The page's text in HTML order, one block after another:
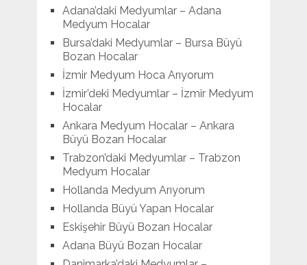
Adana’daki Medyumlar – Adana
Medyum Hocalar
Bursa’daki Medyumlar – Bursa Büyü
Bozan Hocalar
İzmir Medyum Hoca Arıyorum
İzmir’deki Medyumlar – İzmir Medyum
Hocalar
Ankara Medyum Hocalar – Ankara
Büyü Bozan Hocalar
Trabzon’daki Medyumlar – Trabzon
Medyum Hocalar
Hollanda Medyum Arıyorum
Hollanda Büyü Yapan Hocalar
Eskişehir Büyü Bozan Hocalar
Adana Büyü Bozan Hocalar